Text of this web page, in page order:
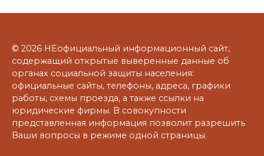
© 2026 НЕофициальный информационный сайт,
содержащий открытые выверенные данные об
органах социальной защиты населения:
официальные сайты, телефоны, адреса, графики
работы, схемы проезда, а также ссылки на
юридические фирмы. В совокупности
представленная информация позволит разрешить
Ваши вопросы в режиме одной страницы.